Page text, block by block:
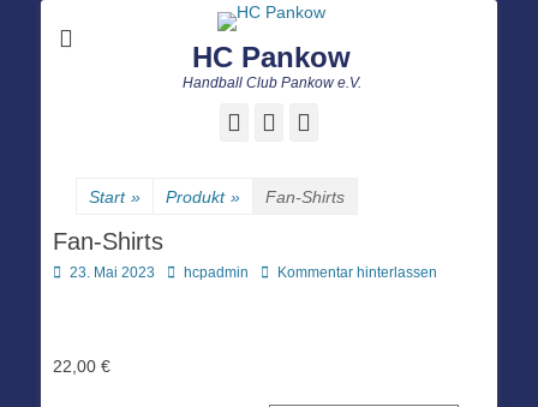
HC Pankow
Handball Club Pankow e.V.
Facebook
Start » Produkt » Fan-Shirts
Fan-Shirts
Posted
23. Mai 2023 Autorhcpadmin Kommentar hinterlassen
22,00 €